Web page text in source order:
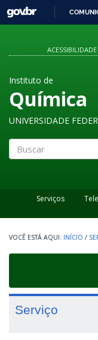
GOVBR
ACESSIBILIDADE
Instituto de
Química
UNIVERSIDADE
Serviços
INÍCIO /
Serviço